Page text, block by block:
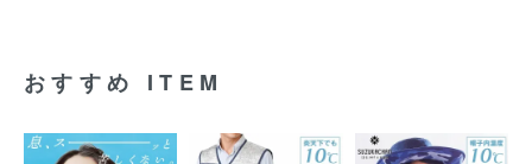
おすすめ ITEM